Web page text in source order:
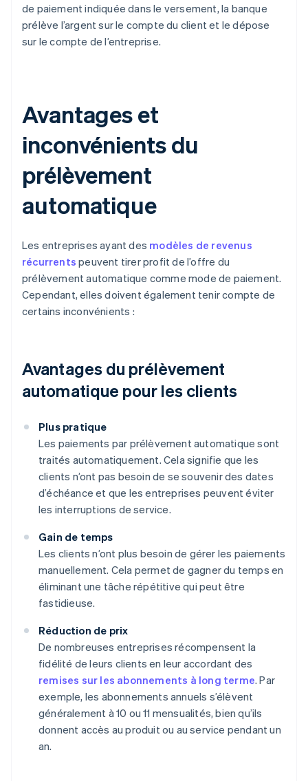
de paiement indiquée dans le versement, la banque
prélève l’argent sur le compte du client et le dépose
sur le compte de l’entreprise.
Avantages et
inconvénients du
prélèvement
automatique
Les entreprises ayant des modèles de revenus
récurrents peuvent tirer profit de l’offre du
prélèvement automatique comme mode de paiement.
Cependant, elles doivent également tenir compte de
certains inconvénients :
Avantages du prélèvement
automatique pour les clients
Plus pratique
Les paiements par prélèvement automatique sont
traités automatiquement. Cela signifie que les
clients n’ont pas besoin de se souvenir des dates
d’échéance et que les entreprises peuvent éviter
les interruptions de service.
Gain de temps
Les clients n’ont plus besoin de gérer les paiements
manuellement. Cela permet de gagner du temps en
éliminant une tâche répétitive qui peut être
fastidieuse.
Réduction de prix
De nombreuses entreprises récompensent la
fidélité de leurs clients en leur accordant des
remises sur les abonnements à long terme. Par
exemple, les abonnements annuels s’élèvent
généralement à 10 ou 11 mensualités, bien qu’ils
donnent accès au produit ou au service pendant un
an.